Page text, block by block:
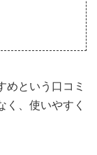
めという口コミ
く、使いやすく